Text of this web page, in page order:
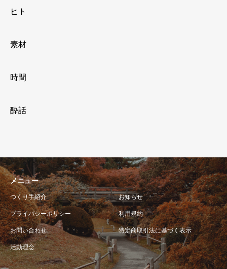
ヒト
素材
時間
酔話
メニュー
つくり手紹介 お知らせ
プライバシーポリシー 利用規約
お問い合わせ 特定商取引法に基づく表示
活動理念